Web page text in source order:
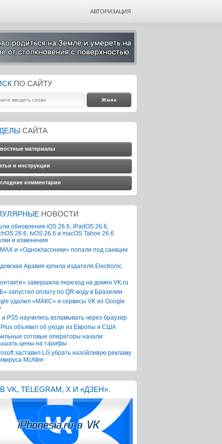
АВТОРИЗАЦИЯ
ПО САЙТУ
САЙТА
материалы
и инструкции
комментарии
НОВОСТИ
обновления iOS 26.6, iPadOS 26.6,
26.6, tvOS 26.6 и macOS Tahoe 26.6.
и изменения
и «Одноклассники» попали под санкции
Аравия купила издателя Electronic
завершила переход на домен VK.ru
запустил оплату по QR-коду в Бразилии
удалил «МАКС» и сервисы VK из Google
и PS5 научились взламывать через браузер
объявил об уходе из Европы и США
сотовые операторы начали
цены на тарифы
заставил LG убрать назойливую рекламу
McAfee
VK, TELEGRAM, X И «ДЗЕН».